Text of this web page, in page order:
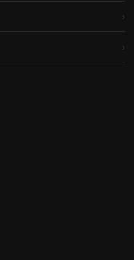
›
›